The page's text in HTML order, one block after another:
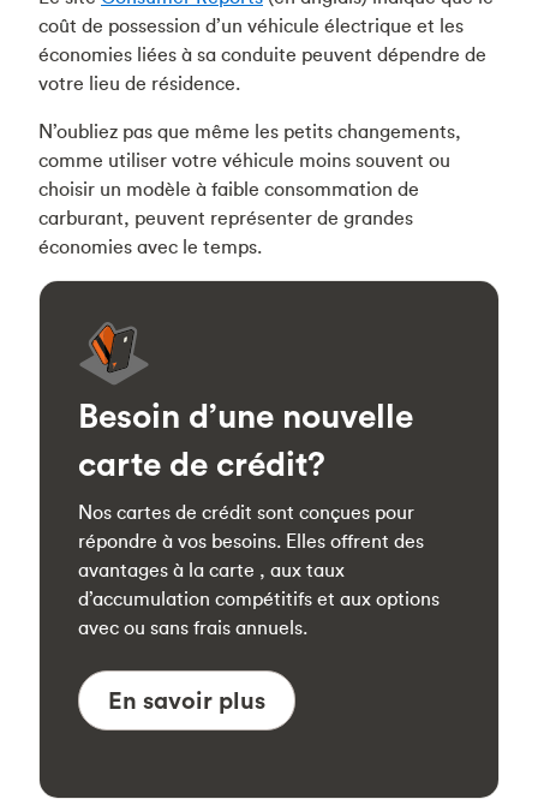
coût de possession d’un véhicule électrique et les
économies liées à sa conduite peuvent dépendre de
votre lieu de résidence.
N’oubliez pas que même les petits changements,
comme utiliser votre véhicule moins souvent ou
choisir un modèle à faible consommation de
carburant, peuvent représenter de grandes
économies avec le temps.
Besoin d’une nouvelle
carte de crédit?
Nos cartes de crédit sont conçues pour
répondre à vos besoins. Elles offrent des
avantages à la carte , aux taux
d’accumulation compétitifs et aux options
avec ou sans frais annuels.
En savoir plus